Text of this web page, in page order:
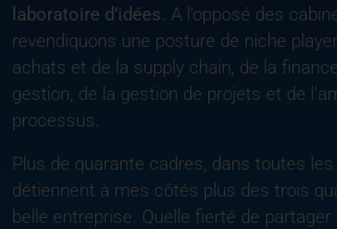
laboratoire d’idées. A l’opposé des
revendiquons une posture de niche
achats et de la supply chain, de la
gestion, de la gestion de projets et de
processus.
Plus de quarante cadres, dans toutes
détiennent à mes côtés plus des trois
belle entreprise. Quelle fierté de